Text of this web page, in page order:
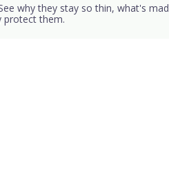
why they stay so thin, what's
protect them.